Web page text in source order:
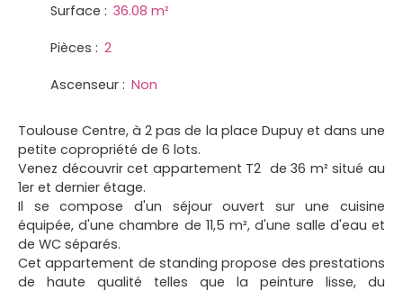
Surface : 36.08 m²
Pièces : 2
Ascenseur : Non
Toulouse Centre, à 2 pas de la place Dupuy et dans une
petite copropriété de 6 lots.
Venez découvrir cet appartement T2 de 36 m² situé au
1er et dernier étage.
Il se compose d'un séjour ouvert sur une cuisine
équipée, d'une chambre de 11,5 m², d'une salle d'eau et
de WC séparés.
Cet appartement de standing propose des prestations
de haute qualité telles que la peinture lisse, du